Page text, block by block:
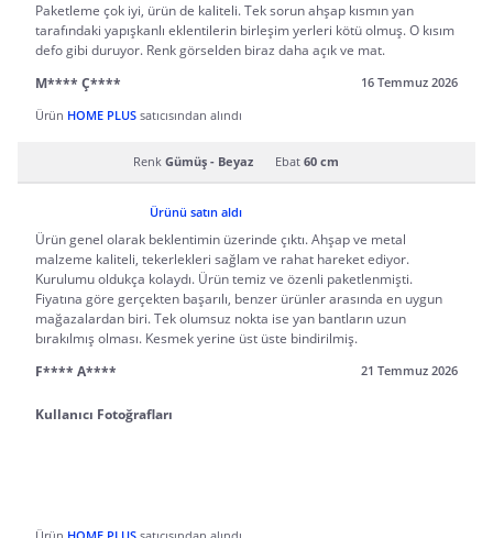
Paketleme çok iyi, ürün de kaliteli. Tek sorun ahşap kısmın yan
tarafındaki yapışkanlı eklentilerin birleşim yerleri kötü olmuş. O kısım
defo gibi duruyor. Renk görselden biraz daha açık ve mat.
M**** Ç****
16 Temmuz 2026
Ürün HOME PLUS satıcısından alındı
Renk Gümüş - Beyaz Ebat 60 cm
Ürünü satın aldı
Ürün genel olarak beklentimin üzerinde çıktı. Ahşap ve metal
malzeme kaliteli, tekerlekleri sağlam ve rahat hareket ediyor.
Kurulumu oldukça kolaydı. Ürün temiz ve özenli paketlenmişti.
Fiyatına göre gerçekten başarılı, benzer ürünler arasında en uygun
mağazalardan biri. Tek olumsuz nokta ise yan bantların uzun
bırakılmış olması. Kesmek yerine üst üste bindirilmiş.
F**** A****
21 Temmuz 2026
Kullanıcı Fotoğrafları